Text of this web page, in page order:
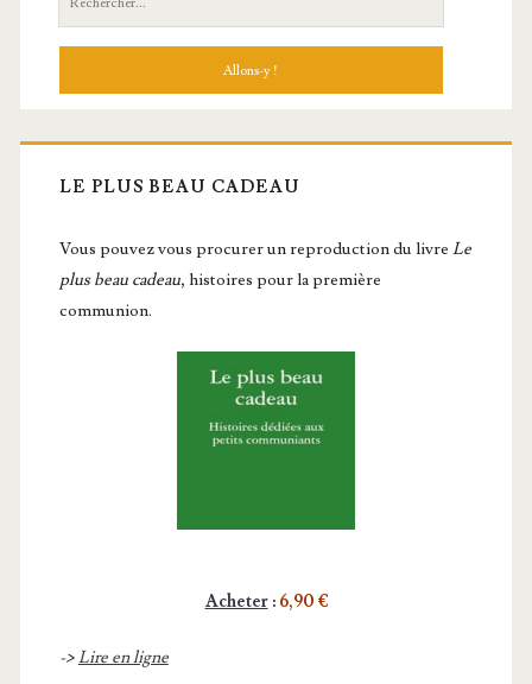
LE PLUS BEAU CADEAU
Vous pou­vez vous pro­cu­rer un repro­duc­tion du livre Le
plus beau cadeau, histoires pour la première
communion.
Acheter: 6,90 €
->Lire en ligne